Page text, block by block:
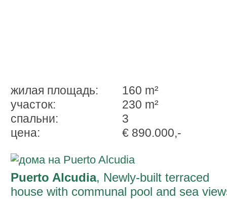
жилая площадь:
160 m²
участок:
230 m²
спальни:
3
ценa:
€ 890.000,-
Puerto Alcudia, Newly-built terraced
house with communal pool and sea